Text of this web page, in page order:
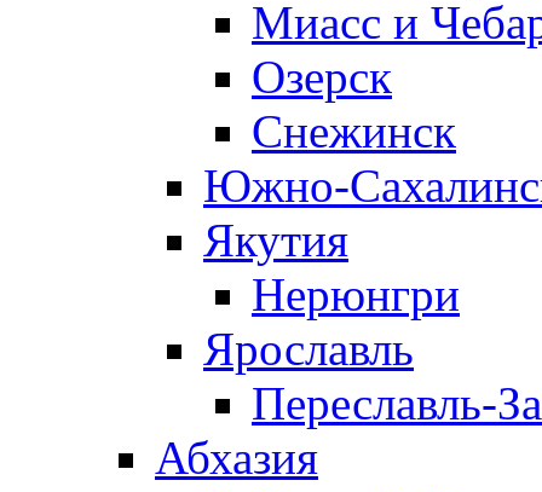
Миасс и
Озерск
Снежинск
Южно-
Якутия
Нерюнгри
Ярославль
Переславль-
Абхазия